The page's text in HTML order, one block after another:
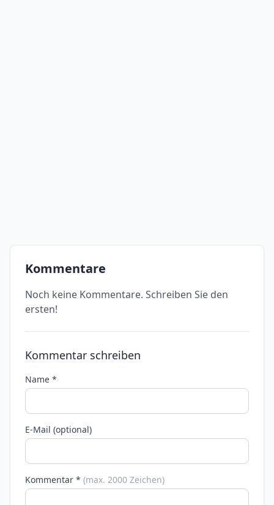
Kommentare
Noch keine Kommentare. Schreiben Sie den
ersten!
Kommentar schreiben
Name *
E-Mail (optional)
Kommentar * (max. 2000 Zeichen)